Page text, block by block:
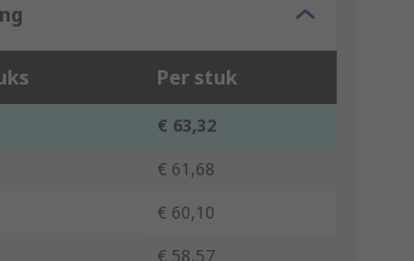
Per stuk
€ 63,32
€ 61,68
€ 60,10
€ 58,57